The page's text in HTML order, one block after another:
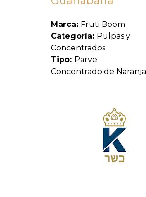
Marca: Fruti Boom
Categoría: Pulpas y
Concentrados
Tipo: Parve
Concentrado de Naranja